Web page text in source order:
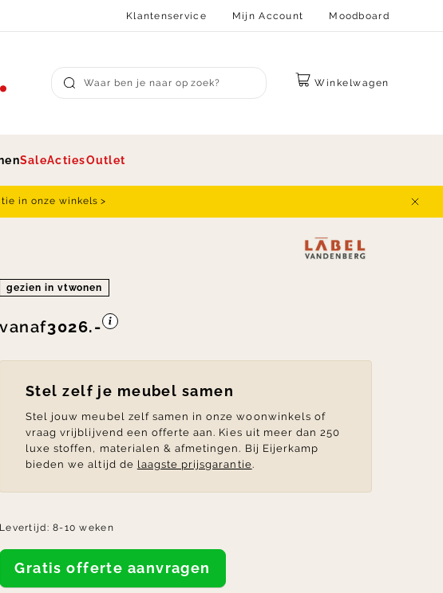
Klantenservice Mijn Account Moodboard
Submit search
Winkelwagen
SaleActiesOutlet
in onze winkels >
gezien in vtwonen
vanaf3026.-
Stel zelf je meubel samen
Stel jouw meubel zelf samen in onze woonwinkels of
vraag vrijblijvend een offerte aan. Kies uit meer dan 250
luxe stoffen, materialen & afmetingen. Bij Eijerkamp
bieden we altijd de laagste prijsgarantie.
Levertijd:8-10 weken
Gratis offerte aanvragen